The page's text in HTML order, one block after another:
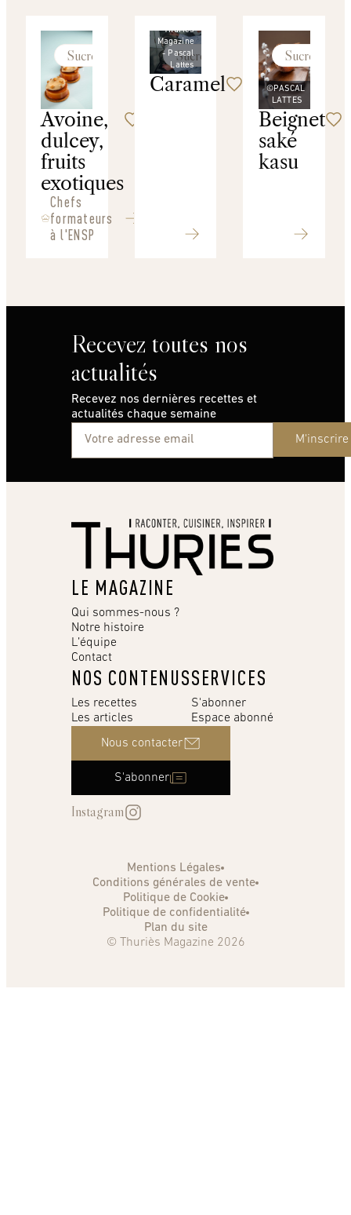
Sucré
Avoine,
dulcey,
fruits
exotiques
Chefs
formateurs
à l'ENSP
Thuries
Magazine
- Pascal
Lattes
Sucré
Caramel
©PASCAL
LATTES
Sucré
Beignet
saké
kasu
Recevez toutes nos
actualités
Recevez nos dernières recettes et
actualités chaque semaine
M'inscrire
LE MAGAZINE
Qui sommes-nous ?
Notre histoire
L’équipe
Contact
NOS CONTENUS
Les recettes
Les articles
SERVICES
S'abonner
Espace abonné
Nous contacter
S'abonner
Instagram
Mentions Légales
Conditions générales de vente
Politique de Cookie
Politique de confidentialité
Plan du site
© Thuriès Magazine 2026